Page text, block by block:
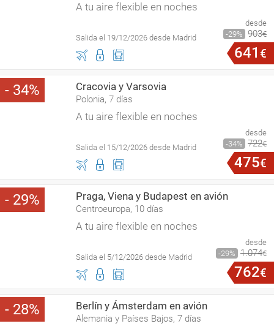
A tu aire flexible en noches
Salida el 19/12/2026 desde Madrid
desde
29
903€
641 €
34 Cracovia y Varsovia
Polonia, 7 días
A tu aire flexible en noches
Salida el 15/12/2026 desde Madrid
desde
34
722€
475€
29 Praga, Viena y Budapest en avión
Centroeuropa, 10 días
A tu aire flexible en noches
Salida el 5/12/2026 desde Madrid
desde
29
1.074€
762€
28 Berlín y Ámsterdam en avión
Alemania y Países Bajos, 7 días